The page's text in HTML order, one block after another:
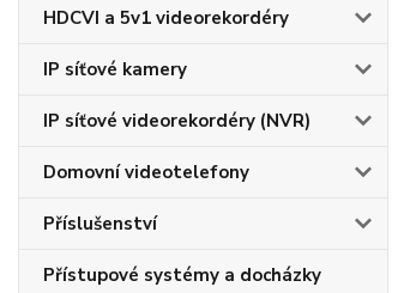
HDCVI a 5v1 videorekordéry
IP síťové kamery
IP síťové videorekordéry (NVR)
Domovní videotelefony
Příslušenství
Přístupové systémy a docházky